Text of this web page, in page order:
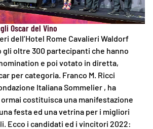
Oscar del Vino
dell’Hotel Rome Cavalieri Waldorf
gli oltre 300 partecipanti che hanno
e poi votato in diretta,
per categoria. Franco M. Ricci
Italiana Sommelier , ha
costituisca una manifestazione
festa ed una vetrina per i migliori
Ecco i candidati ed i vincitori 2022: